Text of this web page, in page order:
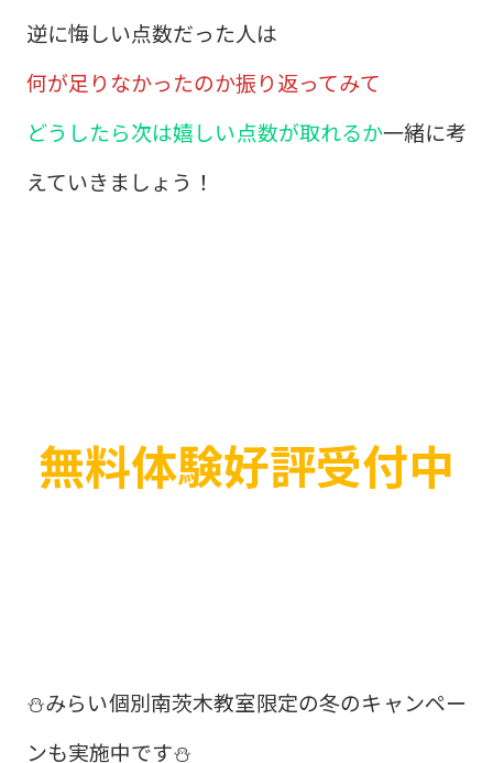
逆に悔しい点数だった人は
何が足りなかったのか振り返ってみて
どうしたら次は嬉しい点数が取れるか一緒に考
えていきましょう！
無料体験好評受付中
⛄みらい個別南茨木教室限定の冬のキャンペー
ンも実施中です⛄